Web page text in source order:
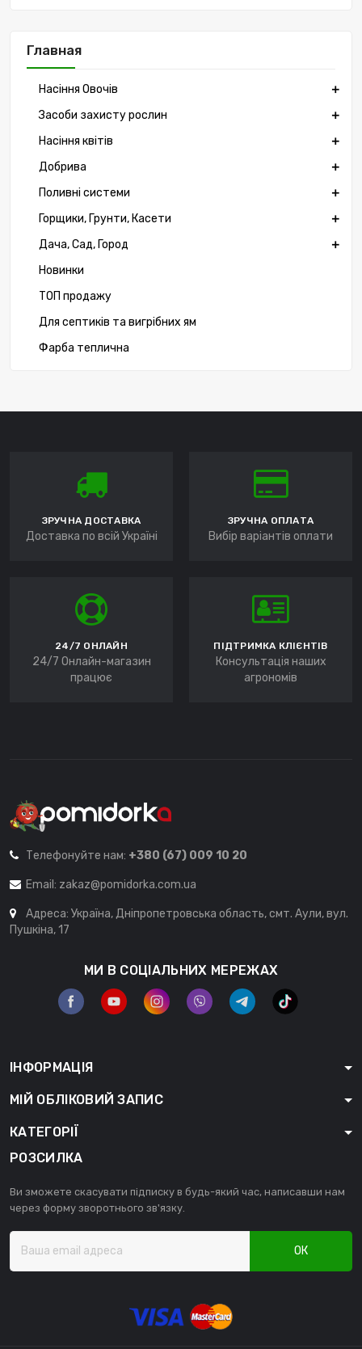
Главная
Насіння Овочів
Засоби захисту рослин
Насіння квітів
Добрива
Поливні системи
Горщики, Грунти, Касети
Дача, Сад, Город
Новинки
ТОП продажу
Для септиків та вигрібних ям
Фарба теплична
ЗРУЧНА ДОСТАВКА
Доставка по всій Україні
ЗРУЧНА ОПЛАТА
Вибір варіантів оплати
24/7 ОНЛАЙН
24/7 Онлайн-магазин
працює
ПІДТРИМКА КЛІЄНТІВ
Консультація наших
агрономів
Телефонуйте нам: +380 (67) 009 10 20
Email: zakaz@pomidorka.com.ua
Адреса: Україна, Дніпропетровська область, смт. Аули, вул.
Пушкіна, 17
МИ В СОЦІАЛЬНИХ МЕРЕЖАХ
ІНФОРМАЦІЯ
МІЙ ОБЛІКОВИЙ ЗАПИС
КАТЕГОРІЇ
РОЗСИЛКА
Ви зможете скасувати підписку в будь-який час, написавши нам
через форму зворотнього зв'язку.
ОК